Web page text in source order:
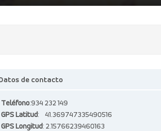
Datos de contacto
Teléfono:934 232 149
GPS Latitud: 41.369747335490516
GPS Longitud: 2.15766239460163